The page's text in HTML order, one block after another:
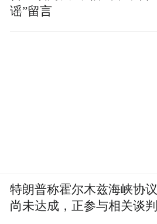
谣”留言
特朗普称霍尔木兹海峡协议
尚未达成，正参与相关谈判